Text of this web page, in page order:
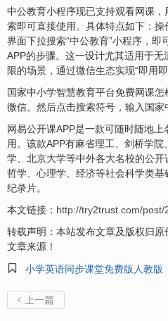
中公教育小程序现已支持观看网课
索即可直接使用。具体特点如下：
界面下拉搜索“中公教育”小程序，
APP的步骤。这一设计尤其适用于
限的场景，通过微信生态实现“即用即
国家中小学智慧教育平台免费网课
微信。然后点击搜索符号，输入国家
网易公开课APP是一款可随时随地
用。该款APP有麻省理工、剑桥学
学、北京大学等中外各大名校的公开
哲学、心理学、经济等社会科学类
纪录片。
本文链接： http://try2trust.com/post/
转载声明：本站发布文章及版权归
文章来源！

小学英语同步课堂免费版人教版
 上一篇